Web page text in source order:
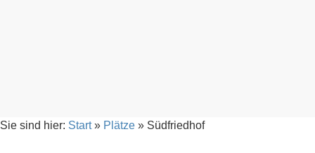
Sie sind hier: Start» Plätze » Südfriedhof